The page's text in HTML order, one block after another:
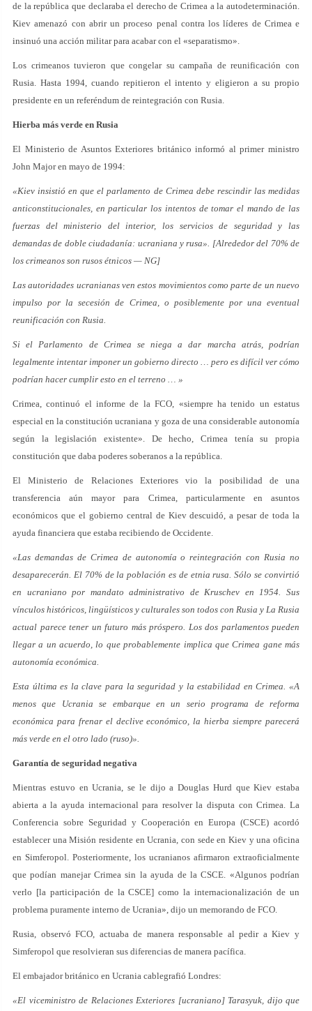
de la república que declaraba el derecho de Crimea a la autodeterminación.
Kiev amenazó con abrir un proceso penal contra los líderes de Crimea e
insinuó una acción militar para acabar con el «separatismo».
Los crimeanos tuvieron que congelar su campaña de reunificación con
Rusia. Hasta 1994, cuando repitieron el intento y eligieron a su propio
presidente en un referéndum de reintegración con Rusia.
Hierba más verde en Rusia
El Ministerio de Asuntos Exteriores británico informó al primer ministro
John Major en mayo de 1994:
«Kiev insistió en que el parlamento de Crimea debe rescindir las medidas
anticonstitucionales, en particular los intentos de tomar el mando de las
fuerzas del ministerio del interior, los servicios de seguridad y las
demandas de doble ciudadanía: ucraniana y rusa». [Alrededor del 70% de
los crimeanos son rusos étnicos — NG]
Las autoridades ucranianas ven estos movimientos como parte de un nuevo
impulso por la secesión de Crimea, o posiblemente por una eventual
reunificación con Rusia.
Si el Parlamento de Crimea se niega a dar marcha atrás, podrían
legalmente intentar imponer un gobierno directo … pero es difícil ver cómo
podrían hacer cumplir esto en el terreno … »
Crimea, continuó el informe de la FCO, «siempre ha tenido un estatus
especial en la constitución ucraniana y goza de una considerable autonomía
según la legislación existente». De hecho, Crimea tenía su propia
constitución que daba poderes soberanos a la república.
El Ministerio de Relaciones Exteriores vio la posibilidad de una
transferencia aún mayor para Crimea, particularmente en asuntos
económicos que el gobierno central de Kiev descuidó, a pesar de toda la
ayuda financiera que estaba recibiendo de Occidente.
«Las demandas de Crimea de autonomía o reintegración con Rusia no
desaparecerán. El 70% de la población es de etnia rusa. Sólo se convirtió
en ucraniano por mandato administrativo de Kruschev en 1954. Sus
vínculos históricos, lingüísticos y culturales son todos con Rusia y La Rusia
actual parece tener un futuro más próspero. Los dos parlamentos pueden
llegar a un acuerdo, lo que probablemente implica que Crimea gane más
autonomía económica.
Esta última es la clave para la seguridad y la estabilidad en Crimea. «A
menos que Ucrania se embarque en un serio programa de reforma
económica para frenar el declive económico, la hierba siempre parecerá
más verde en el otro lado (ruso)».
Garantía de seguridad negativa
Mientras estuvo en Ucrania, se le dijo a Douglas Hurd que Kiev estaba
abierta a la ayuda internacional para resolver la disputa con Crimea. La
Conferencia sobre Seguridad y Cooperación en Europa (CSCE) acordó
establecer una Misión residente en Ucrania, con sede en Kiev y una oficina
en Simferopol. Posteriormente, los ucranianos afirmaron extraoficialmente
que podían manejar Crimea sin la ayuda de la CSCE. «Algunos podrían
verlo [la participación de la CSCE] como la internacionalización de un
problema puramente interno de Ucrania», dijo un memorando de FCO.
Rusia, observó FCO, actuaba de manera responsable al pedir a Kiev y
Simferopol que resolvieran sus diferencias de manera pacífica.
El embajador británico en Ucrania cablegrafió Londres:
«El viceministro de Relaciones Exteriores [ucraniano] Tarasyuk, dijo que